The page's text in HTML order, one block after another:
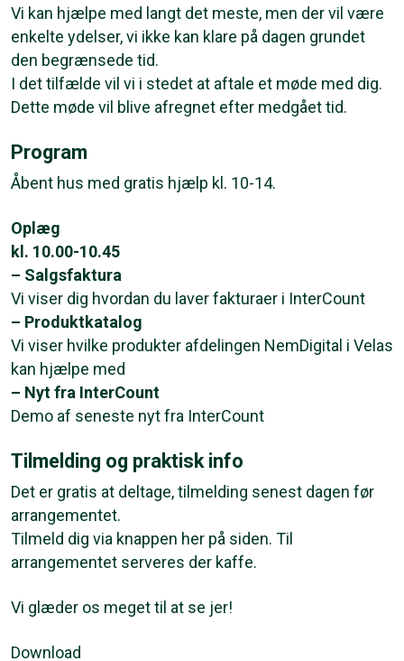
Vi kan hjælpe med langt det meste, men der vil være
enkelte ydelser, vi ikke kan klare på dagen grundet
den begrænsede tid.
I det tilfælde vil vi i stedet at aftale et møde med dig.
Dette møde vil blive afregnet efter medgået tid.
Program
Åbent hus med gratis hjælp kl. 10-14.
Oplæg
kl. 10.00-10.45
– Salgsfaktura
Vi viser dig hvordan du laver fakturaer i InterCount
– Produktkatalog
Vi viser hvilke produkter afdelingen NemDigital i Velas
kan hjælpe med
– Nyt fra InterCount
Demo af seneste nyt fra InterCount
Tilmelding og praktisk info
Det er gratis at deltage, tilmelding senest dagen før
arrangementet.
Tilmeld dig via knappen her på siden. Til
arrangementet serveres der kaffe.
Vi glæder os meget til at se jer!
Download